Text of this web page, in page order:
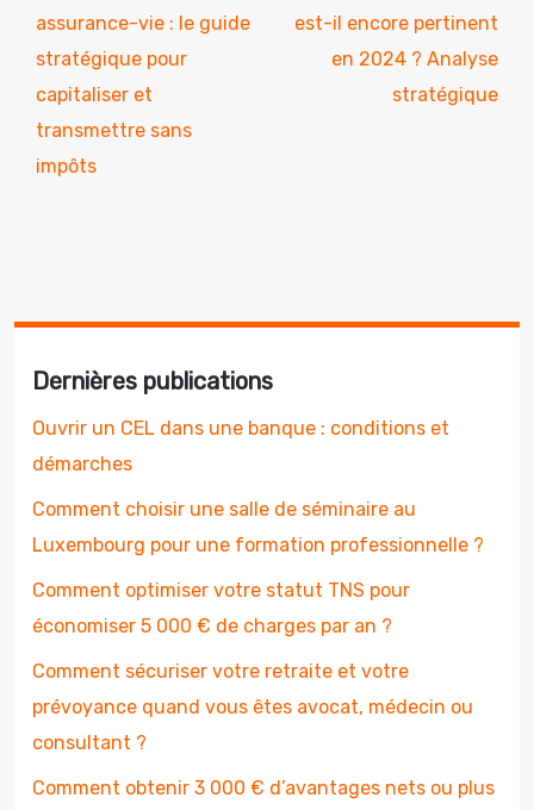
assurance-vie : le guide
stratégique pour
capitaliser et
transmettre sans
impôts
est-il encore pertinent
en 2024 ? Analyse
stratégique
Dernières publications
Ouvrir un CEL dans une banque : conditions et
démarches
Comment choisir une salle de séminaire au
Luxembourg pour une formation professionnelle ?
Comment optimiser votre statut TNS pour
économiser 5 000 € de charges par an ?
Comment sécuriser votre retraite et votre
prévoyance quand vous êtes avocat, médecin ou
consultant ?
Comment obtenir 3 000 € d’avantages nets ou plus